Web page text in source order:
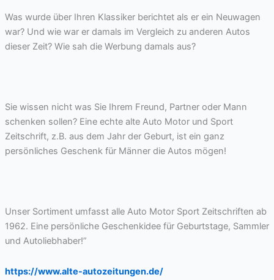
Was wurde über Ihren Klassiker berichtet als er ein Neuwagen
war? Und wie war er damals im Vergleich zu anderen Autos
dieser Zeit? Wie sah die Werbung damals aus?
Sie wissen nicht was Sie Ihrem Freund, Partner oder Mann
schenken sollen? Eine echte alte Auto Motor und Sport
Zeitschrift, z.B. aus dem Jahr der Geburt, ist ein ganz
persönliches Geschenk für Männer die Autos mögen!
Unser Sortiment umfasst alle Auto Motor Sport Zeitschriften ab
1962. Eine persönliche Geschenkidee für Geburtstage, Sammler
und Autoliebhaber!”
https://www.alte-autozeitungen.de/